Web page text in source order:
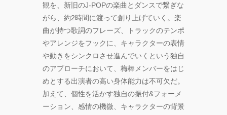
観を、新旧のJ-POPの楽曲とダンスで繋ぎな
がら、約2時間に渡って創り上げていく。楽
曲が持つ歌詞のフレーズ、トラックのテンポ
やアレンジをフックに、キャラクターの表情
や動きをシンクロさせ進んでいくという独自
のアプローチにおいて、梅棒メンバーをはじ
めとする出演者の高い身体能力は不可欠だ。
加えて、個性を活かす独自の振付&フォーメ
ーション、感情の機微、キャラクターの背景